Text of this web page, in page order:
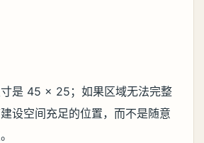
是 45 × 25；如果区域无法完整
设空间充足的位置，而不是随意